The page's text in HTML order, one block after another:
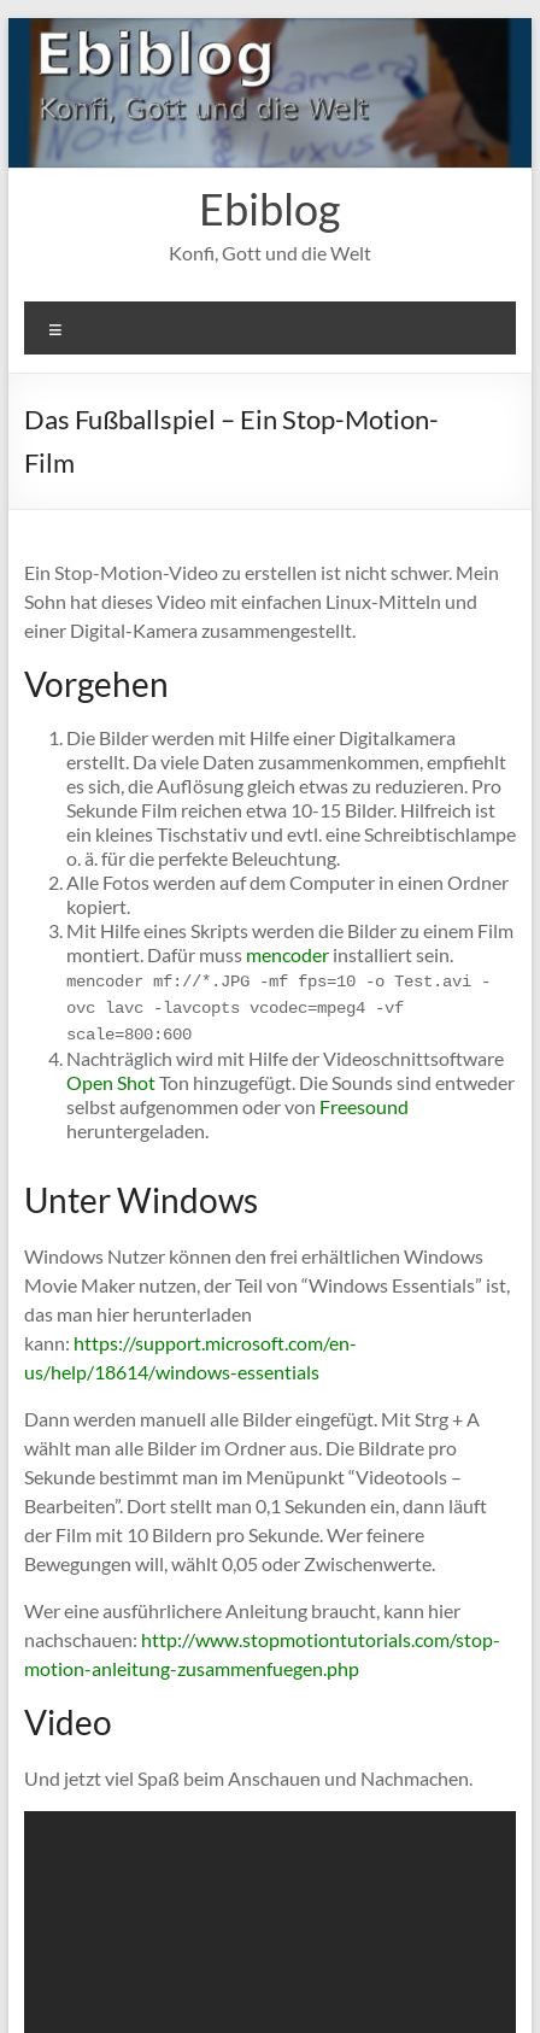
Zum
Inhalt
springen
Ebiblog
Konfi, Gott und die Welt
Das Fußballspiel – Ein Stop-Motion-
Film
Ein Stop-Motion-Video zu erstellen ist nicht schwer. Mein
Sohn hat dieses Video mit einfachen Linux-Mitteln und
einer Digital-Kamera zusammengestellt.
Vorgehen
Die Bilder werden mit Hilfe einer Digitalkamera
erstellt. Da viele Daten zusammenkommen, empfiehlt
es sich, die Auflösung gleich etwas zu reduzieren. Pro
Sekunde Film reichen etwa 10-15 Bilder. Hilfreich ist
ein kleines Tischstativ und evtl. eine Schreibtischlampe
o. ä. für die perfekte Beleuchtung.
Alle Fotos werden auf dem Computer in einen Ordner
kopiert.
Mit Hilfe eines Skripts werden die Bilder zu einem Film
montiert. Dafür muss mencoderinstalliert sein.
mencoder mf://*.JPG -mf fps=10 -o Test.avi -
ovc lavc -lavcopts vcodec=mpeg4 -vf
scale=800:600
Nachträglich wird mit Hilfe der Videoschnittsoftware
Open ShotTon hinzugefügt. Die Sounds sind entweder
selbst aufgenommen oder von Freesound
heruntergeladen.
Unter Windows
Windows Nutzer können den frei erhältlichen Windows
Movie Maker nutzen, der Teil von “Windows Essentials” ist,
das man hier herunterladen
kann: https://support.microsoft.com/en-
us/help/18614/windows-essentials
Dann werden manuell alle Bilder eingefügt. Mit Strg + A
wählt man alle Bilder im Ordner aus. Die Bildrate pro
Sekunde bestimmt man im Menüpunkt “Videotools –
Bearbeiten”. Dort stellt man 0,1 Sekunden ein, dann läuft
der Film mit 10 Bildern pro Sekunde. Wer feinere
Bewegungen will, wählt 0,05 oder Zwischenwerte.
Wer eine ausführlichere Anleitung braucht, kann hier
nachschauen: http://www.stopmotiontutorials.com/stop-
motion-anleitung-zusammenfuegen.php
Video
Und jetzt viel Spaß beim Anschauen und Nachmachen.